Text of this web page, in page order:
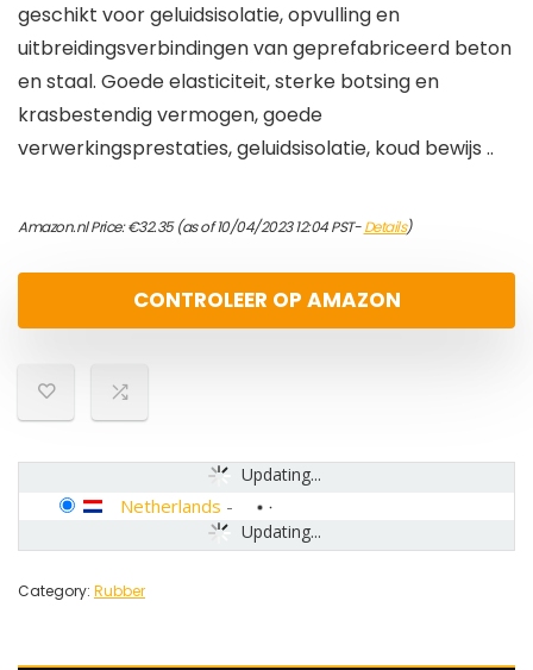
geschikt voor geluidsisolatie, opvulling en
uitbreidingsverbindingen van geprefabriceerd beton
en staal. Goede elasticiteit, sterke botsing en
krasbestendig vermogen, goede
verwerkingsprestaties, geluidsisolatie, koud bewijs ..
Amazon.nl Price:€32.35(as of 10/04/2023 12:04 PST-Details)
CONTROLEER OP AMAZON
Updating...
Updating...
Netherlands -
Category: Rubber